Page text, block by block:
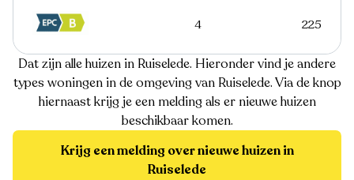
4 225
Dat zijn alle huizen in Ruiselede. Hieronder vind je andere
types woningen in de omgeving van Ruiselede. Via de knop
hiernaast krijg je een melding als er nieuwe huizen
beschikbaar komen.
Krijg een melding over nieuwe huizen in
Ruiselede